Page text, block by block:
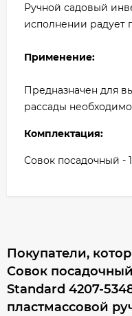
Ручной садовый
исполнении радует
Применение:
Предназначен для
рассады
Комплектация:
Совок посадочный -
Покупатели,
Совок
Standard 4207-
пластмассовой